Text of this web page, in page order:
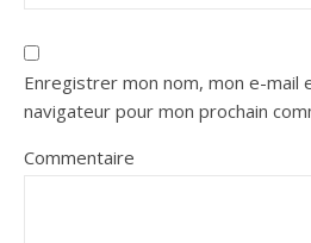
Enregistrer mon nom, mon e-mail
navigateur pour mon prochain
Commentaire